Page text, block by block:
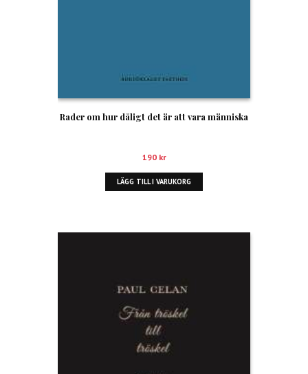
Rader om hur dåligt det är att vara människa
190 kr
LÄGG TILL I VARUKORG